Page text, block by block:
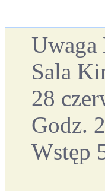
Uwaga
Sala
28
Godz.
Wstęp